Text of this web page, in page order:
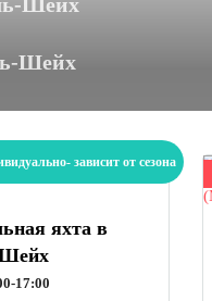
Шейх
зависит от сезона
яхта в
17:00